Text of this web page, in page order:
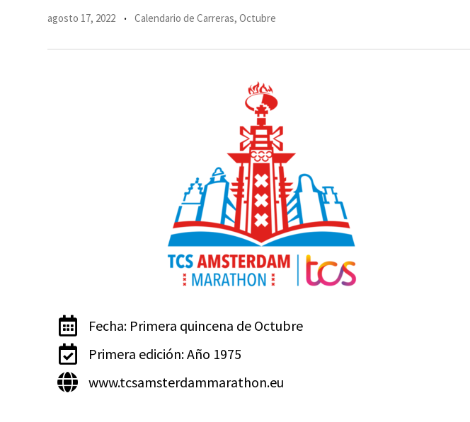
agosto 17, 2022 Calendario de Carreras, Octubre
Fecha: Primera quincena de Octubre
Primera edición: Año 1975
www.tcsamsterdammarathon.eu